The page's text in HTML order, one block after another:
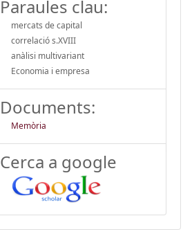
Paraules clau:
mercats de capital
correlació s.XVIII
anàlisi multivariant
Economia i empresa
Documents:
Memòria
Cerca a google